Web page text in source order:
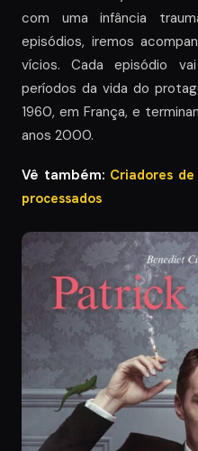
com uma infância
episódios, iremos
vícios. Cada episódio
períodos da vida do
1960, em França, e
anos 2000.
Vê também: Criadores
processados